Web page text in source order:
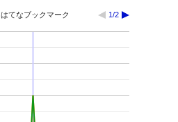
はてなブックマーク 1/2